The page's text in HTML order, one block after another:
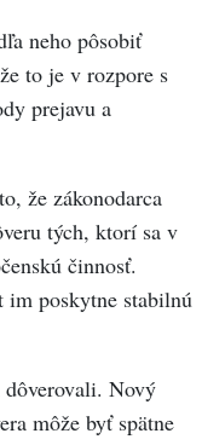
neho pôsobiť
to je v rozpore s
prejavu a
že zákonodarca
tých, ktorí sa v
činnosť.
poskytne stabilnú
dôverovali. Nový
môže byť spätne